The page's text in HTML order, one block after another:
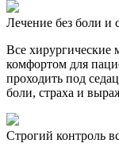
Лечение без боли и
Все хирургические
комфортом для
проходить под
боли, страха и
Строгий контроль